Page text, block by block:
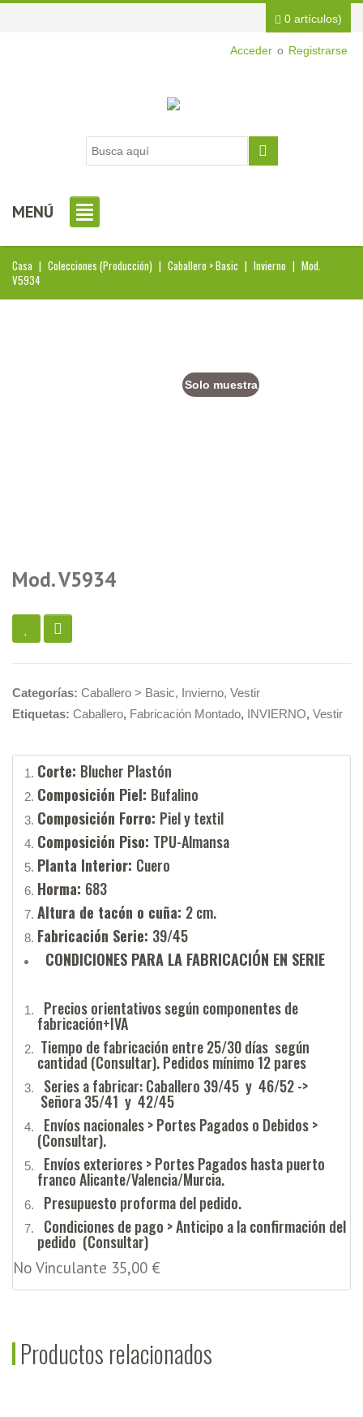
Acceder o Registrarse
0 artículos)
MENÚ
Casa | Colecciones (Producción) | Caballero > Basic | Invierno | Mod.
V5934
Solo muestra
Mod. V5934
Categorías: Caballero > Basic, Invierno, Vestir
Etiquetas: Caballero, Fabricación Montado, INVIERNO, Vestir
Corte: Blucher Plastón
Composición Piel: Bufalino
Composición Forro: Piel y textil
Composición Piso: TPU-Almansa
Planta Interior: Cuero
Horma: 683
Altura de tacón o cuña: 2 cm.
Fabricación Serie: 39/45
CONDICIONES PARA LA FABRICACIÓN EN SERIE
Precios orientativos según componentes de
fabricación+IVA
Tiempo de fabricación entre 25/30 días según
cantidad (Consultar). Pedidos mínimo 12 pares
Series a fabricar: Caballero 39/45 y 46/52 ->
Señora 35/41 y 42/45
Envíos nacionales > Portes Pagados o Debidos >
(Consultar).
Envíos exteriores > Portes Pagados hasta puerto
franco Alicante/Valencia/Murcia.
Presupuesto proforma del pedido.
Condiciones de pago > Anticipo a la confirmación del
pedido (Consultar)
No Vinculante 35,00 €
Productos relacionados